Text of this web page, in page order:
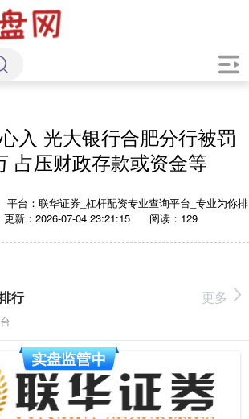
入 光大银行合肥分行被罚
占压财政存款或资金等
平台：联华证券_杠杆配资专业查询平台_专业为你排
更新：2026-07-04 23:21:15 阅读：129
行 更多